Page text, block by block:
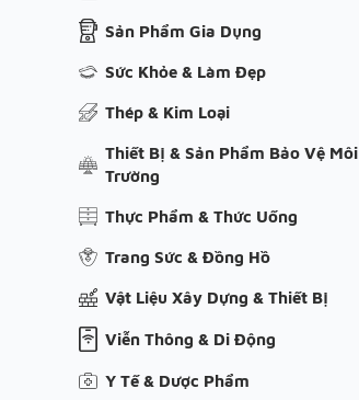
Sản Phẩm Gia Dụng
Sức Khỏe & Làm Đẹp
Thép & Kim Loại
Thiết Bị & Sản Phẩm Bảo Vệ Môi
Trường
Thực Phẩm & Thức Uống
Trang Sức & Đồng Hồ
Vật Liệu Xây Dựng & Thiết Bị
Viễn Thông & Di Động
Y Tế & Dược Phẩm